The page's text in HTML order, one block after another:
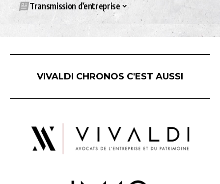
Transmission d’entreprise
VIVALDI CHRONOS C'EST AUSSI